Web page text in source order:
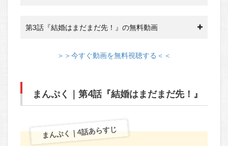
第3話『結婚はまだまだ先！』の無料動画
＞＞今すぐ動画を無料視聴する＜＜
まんぷく｜第4話『結婚はまだまだ先！』
まんぷく｜4話あらすじ